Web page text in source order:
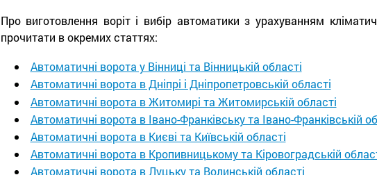
Про виготовлення воріт і вибір автоматики з урахуванням
прочитати в окремих статтях:
Автоматичні ворота у Вінниці та Вінницькій області
Автоматичні ворота в Дніпрі і Дніпропетровській області
Автоматичні ворота в Житомирі та Житомирській області
Автоматичні ворота в Івано-Франківську та Івано-Франківській
Автоматичні ворота в Києві та Київській області
Автоматичні ворота в Кропивницькому та Кіровоградській
Автоматичні ворота в Луцьку та Волинській області